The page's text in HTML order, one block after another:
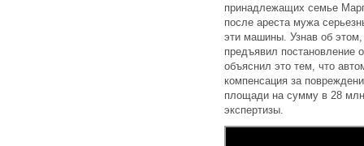
принадлежащих семье
после ареста мужа
эти машины. Узнав об
предъявил постановление
объяснил это тем, что
компенсация за
площади на сумму в 28
экспертизы.